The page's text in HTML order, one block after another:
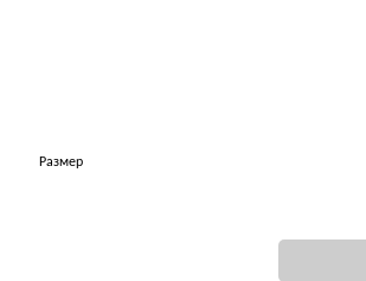
Размер